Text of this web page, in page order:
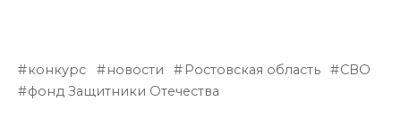
конкурс новости Ростовская область
СВО
фонд Защитники Отечества